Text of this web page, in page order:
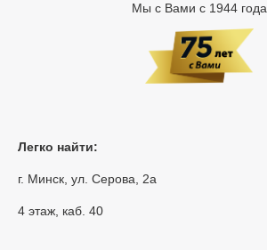
Мы с Вами с 1944 года
Легко найти:
г. Минск, ул. Серова, 2а
4 этаж, каб. 40